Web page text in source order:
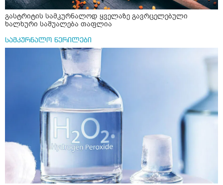
გასტრიტის სამკურნალოდ ყველაზე გავრცელებული
ხალხური საშუალება თაფლია
სამკურნალო წერილები